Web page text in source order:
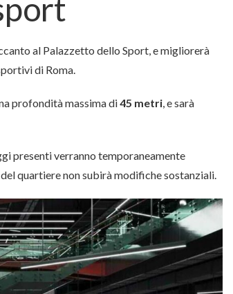
al Palazzetto dello Sport, e migliorerà
di Roma.
profondità massima di45 metri, e sarà
presenti verranno temporaneamente
quartiere non subirà modifiche sostanziali.